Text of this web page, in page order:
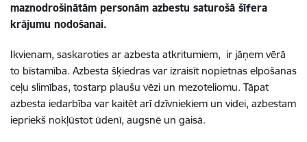
maznodrošinātām personām azbestu saturošā šīfera
krājumu nodošanai.
Ikvienam, saskaroties ar azbesta atkritumiem, ir jāņem vērā
to bīstamība. Azbesta šķiedras var izraisīt nopietnas elpošanas
ceļu slimības, tostarp plaušu vēzi un mezoteliomu. Tāpat
azbesta iedarbība var kaitēt arī dzīvniekiem un videi, azbestam
iepriekš nokļūstot ūdenī, augsnē un gaisā.